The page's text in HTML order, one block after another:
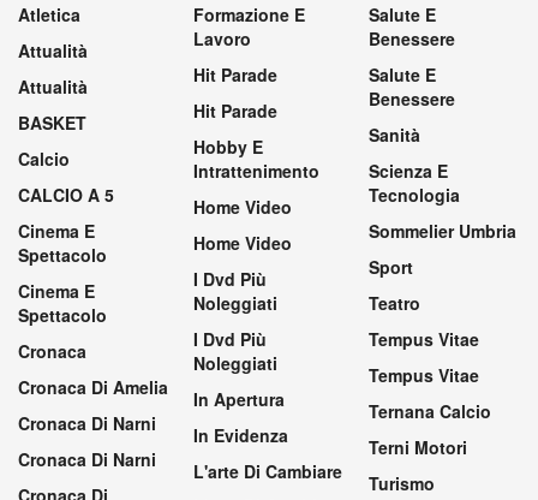
Atletica
Attualità
Attualità
BASKET
Calcio
CALCIO A 5
Cinema E
Spettacolo
Cinema E
Spettacolo
Cronaca
Cronaca Di Amelia
Cronaca Di Narni
Cronaca Di Narni
Cronaca Di
Formazione E
Lavoro
Hit Parade
Hit Parade
Hobby E
Intrattenimento
Home Video
Home Video
I Dvd Più
Noleggiati
I Dvd Più
Noleggiati
In Apertura
In Evidenza
L'arte Di Cambiare
Salute E
Benessere
Salute E
Benessere
Sanità
Scienza E
Tecnologia
Sommelier Umbria
Sport
Teatro
Tempus Vitae
Tempus Vitae
Ternana Calcio
Terni Motori
Turismo